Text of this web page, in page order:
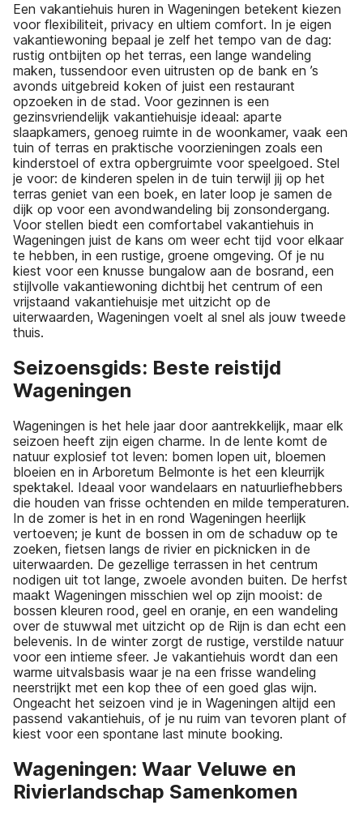
Een vakantiehuis huren in Wageningen betekent kiezen
voor flexibiliteit, privacy en ultiem comfort. In je eigen
vakantiewoning bepaal je zelf het tempo van de dag:
rustig ontbijten op het terras, een lange wandeling
maken, tussendoor even uitrusten op de bank en ’s
avonds uitgebreid koken of juist een restaurant
opzoeken in de stad. Voor gezinnen is een
gezinsvriendelijk vakantiehuisje ideaal: aparte
slaapkamers, genoeg ruimte in de woonkamer, vaak een
tuin of terras en praktische voorzieningen zoals een
kinderstoel of extra opbergruimte voor speelgoed. Stel
je voor: de kinderen spelen in de tuin terwijl jij op het
terras geniet van een boek, en later loop je samen de
dijk op voor een avondwandeling bij zonsondergang.
Voor stellen biedt een comfortabel vakantiehuis in
Wageningen juist de kans om weer echt tijd voor elkaar
te hebben, in een rustige, groene omgeving. Of je nu
kiest voor een knusse bungalow aan de bosrand, een
stijlvolle vakantiewoning dichtbij het centrum of een
vrijstaand vakantiehuisje met uitzicht op de
uiterwaarden, Wageningen voelt al snel als jouw tweede
thuis.
Seizoensgids: Beste reistijd
Wageningen
Wageningen is het hele jaar door aantrekkelijk, maar elk
seizoen heeft zijn eigen charme. In de lente komt de
natuur explosief tot leven: bomen lopen uit, bloemen
bloeien en in Arboretum Belmonte is het een kleurrijk
spektakel. Ideaal voor wandelaars en natuurliefhebbers
die houden van frisse ochtenden en milde temperaturen.
In de zomer is het in en rond Wageningen heerlijk
vertoeven; je kunt de bossen in om de schaduw op te
zoeken, fietsen langs de rivier en picknicken in de
uiterwaarden. De gezellige terrassen in het centrum
nodigen uit tot lange, zwoele avonden buiten. De herfst
maakt Wageningen misschien wel op zijn mooist: de
bossen kleuren rood, geel en oranje, en een wandeling
over de stuwwal met uitzicht op de Rijn is dan echt een
belevenis. In de winter zorgt de rustige, verstilde natuur
voor een intieme sfeer. Je vakantiehuis wordt dan een
warme uitvalsbasis waar je na een frisse wandeling
neerstrijkt met een kop thee of een goed glas wijn.
Ongeacht het seizoen vind je in Wageningen altijd een
passend vakantiehuis, of je nu ruim van tevoren plant of
kiest voor een spontane last minute booking.
Wageningen: Waar Veluwe en
Rivierlandschap Samenkomen